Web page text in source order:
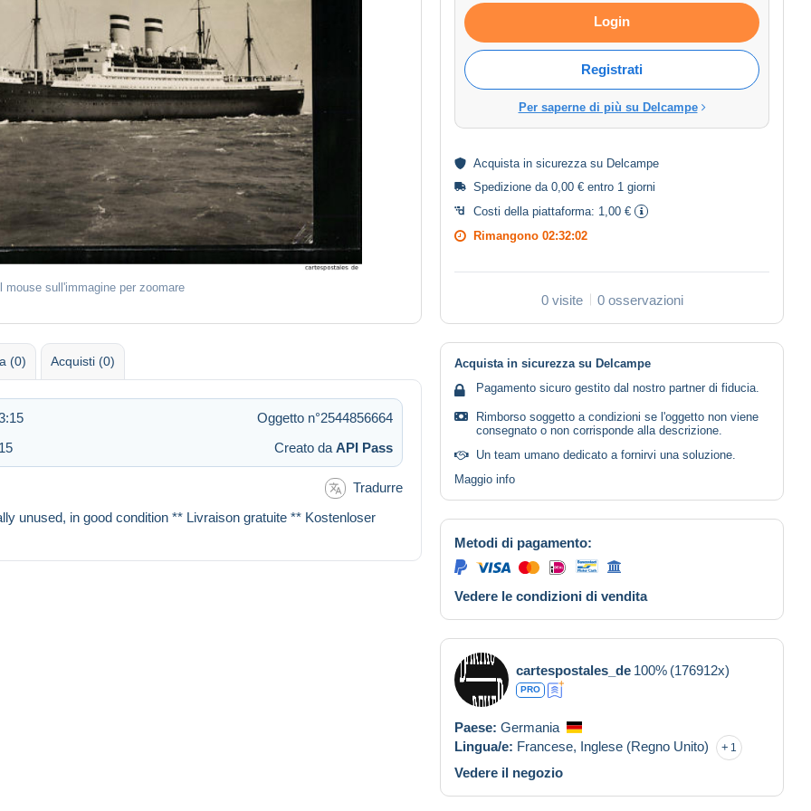
mouse sull'immagine per zoomare
Login
Registrati
Per saperne di più su Delcampe
Acquista in sicurezza su Delcampe
Spedizione da 0,00 € entro 1 giorni
Costi della piattaforma: 1,00 €
Rimangono 02:32:02
0 visite 0 osservazioni
(0) Acquisti (0)
Oggetto n°2544856664
Creato da API Pass
Tradurre
unused, in good condition ** Livraison gratuite ** Kostenloser
Acquista in sicurezza su Delcampe
Pagamento sicuro gestito dal nostro partner di fiducia.
Rimborso soggetto a condizioni se l'oggetto non viene
consegnato o non corrisponde alla descrizione.
Un team umano dedicato a fornirvi una soluzione.
Maggio info
Metodi di pagamento:
Vedere le condizioni di vendita
cartespostales_de 100% (176912x)
PRO
Paese: Germania
Lingua/e: Francese, Inglese (Regno Unito) 1
Vedere il negozio